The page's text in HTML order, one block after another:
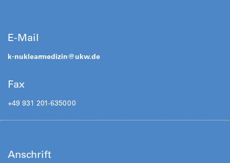
E-Mail
k-nuklearmedizin@ukw.de
Fax
+49 931 201-635000
Anschrift